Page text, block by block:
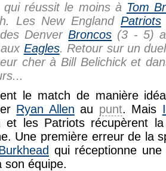
réussit le moins à Tom
Les New England Patriots
DenverBroncos (3 - 5)
Eagles. Retour sur un
cher à Bill Belichick et
le match de manière
Ryan Allen au punt. Mais
et les Patriots récupèrent
Une première erreur de la
qui réceptionne
son équipe.